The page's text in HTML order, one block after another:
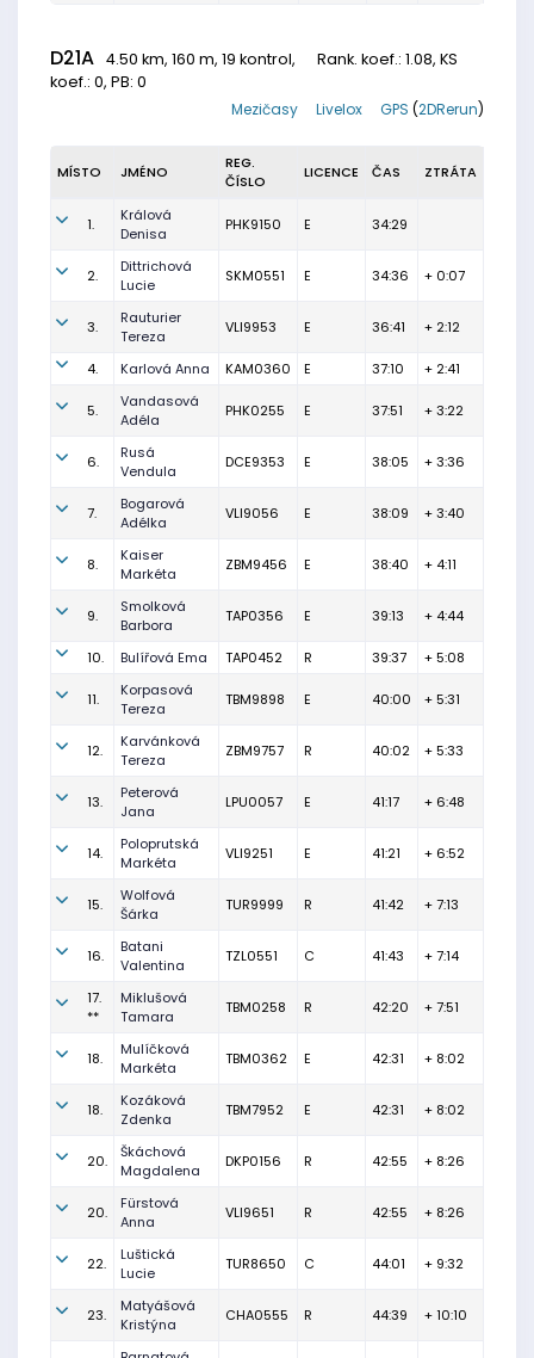
D21A 4.50 km, 160 m, 19 kontrol, Rank. koef.: 1.08, KS
koef.: 0, PB: 0
GPS (2DRerun)
Livelox
Mezičasy
MÍSTO JMÉNO
REG.
ČÍSLO
LICENCE ČAS ZTRÁTA
1.
Králová
Denisa
PHK9150 E 34:29
2.
Dittrichová
Lucie
SKM0551 E 34:36 + 0:07
3.
Rauturier
Tereza
VLI9953 E 36:41 + 2:12
4. Karlová Anna KAM0360 E 37:10 + 2:41
5.
Vandasová
Adéla
PHK0255 E 37:51 + 3:22
6.
Rusá
Vendula
DCE9353 E 38:05 + 3:36
7.
Bogarová
Adélka
VLI9056 E 38:09 + 3:40
8.
Kaiser
Markéta
ZBM9456 E 38:40 + 4:11
9.
Smolková
Barbora
TAP0356 E 39:13 + 4:44
10. Bulířová Ema TAP0452 R 39:37 + 5:08
11.
Korpasová
Tereza
TBM9898 E 40:00 + 5:31
12.
Karvánková
Tereza
ZBM9757 R 40:02 + 5:33
13.
Peterová
Jana
LPU0057 E 41:17 + 6:48
14.
Poloprutská
Markéta
VLI9251 E 41:21 + 6:52
15.
Wolfová
Šárka
TUR9999 R 41:42 + 7:13
16.
Batani
Valentina
TZL0551 C 41:43 + 7:14
17.
**
Miklušová
Tamara
TBM0258 R 42:20 + 7:51
18.
Mulíčková
Markéta
TBM0362 E 42:31 + 8:02
18.
Kozáková
Zdenka
TBM7952 E 42:31 + 8:02
20.
Škáchová
Magdalena
DKP0156 R 42:55 + 8:26
20.
Fürstová
Anna
VLI9651 R 42:55 + 8:26
22.
Luštická
Lucie
TUR8650 C 44:01 + 9:32
23.
Matyášová
Kristýna
CHA0555 R 44:39 + 10:10